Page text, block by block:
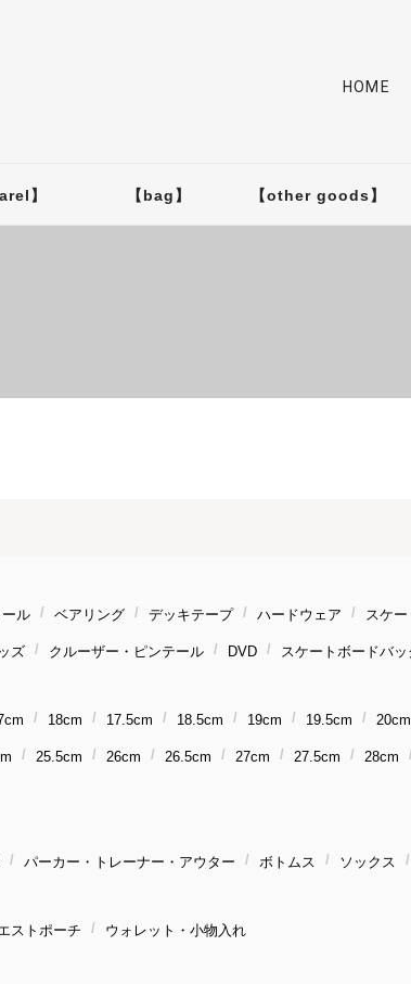
HOME
】 【bag】 【other goods】
ル ベアリング デッキテープ ハードウェア スケ
ズ クルーザー・ピンテール DVD スケートボードバ
18cm 17.5cm 18.5cm 19cm 19.5cm 20cm
25.5cm 26cm 26.5cm 27cm 27.5cm 28cm
パーカー・トレーナー・アウター ボトムス ソックス
ストポーチ ウォレット・小物入れ